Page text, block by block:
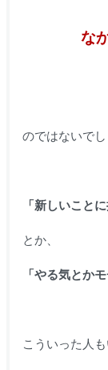
な
のではないでし
「新しいこと
とか、
「やる気とか
こういった人も